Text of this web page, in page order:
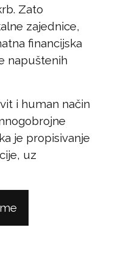
Zato
zajednice,
financijska
napuštenih
i human način
je propisivanje
uz